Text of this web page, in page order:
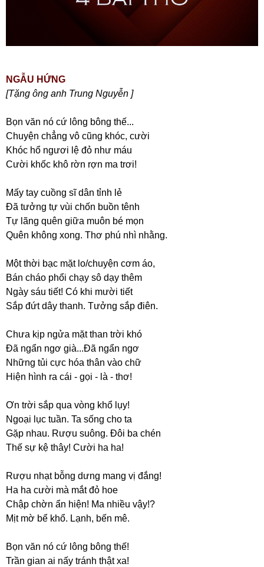
NGẪU HỨNG
[Tặng ông anh Trung Nguyễn ]
Bọn văn nó cứ lông bông thế...
Chuyện chẳng vô cũng khóc, cười
Khóc hổ ngươi lệ đỏ như máu
Cười khốc khô rờn rợn ma trơi!
Mấy tay cuồng sĩ dân tỉnh lẻ
Đã tưởng tự vùi chốn buồn tênh
Tự lãng quên giữa muôn bé mọn
Quên không xong. Thơ phú nhì nhằng.
Một thời bạc mặt lo/chuyện cơm áo,
Bán cháo phổi chạy sô dạy thêm
Ngày sáu tiết! Có khi mười tiết
Sắp đứt dây thanh. Tưởng sắp điên.
Chưa kịp ngửa mặt than trời khó
Đã ngẩn ngơ già...Đã ngẩn ngơ
Những tủi cực hóa thân vào chữ
Hiện hình ra cái - gọi - là - thơ!
Ơn trời sắp qua vòng khổ lụy!
Ngoại lục tuần. Ta sống cho ta
Gặp nhau. Rượu suông. Đôi ba chén
Thế sự kệ thây! Cười ha ha!
Rượu nhạt bỗng dưng mang vị đắng!
Ha ha cười mà mắt đỏ hoe
Chập chờn ẩn hiện! Ma nhiều vậy!?
Mịt mờ bể khổ. Lạnh, bến mê.
Bọn văn nó cứ lông bông thế!
Trần gian ai nấy tránh thật xa!